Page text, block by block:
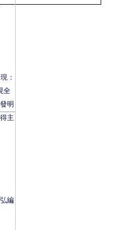
：
全
明
主
編